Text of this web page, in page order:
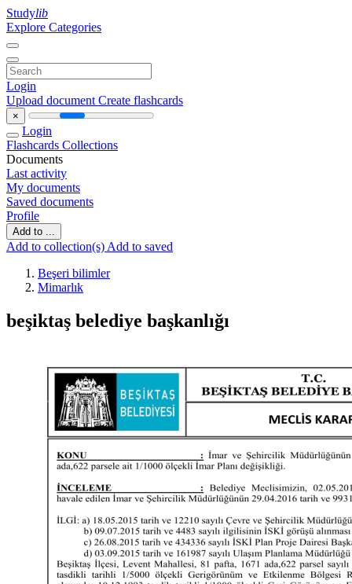
Studylib
Explore Categories
Login
Upload document Create flashcards
×
Login
Flashcards Collections
Documents
Last activity
My documents
Saved documents
Profile
Add to ...
Add to collection(s) Add to saved
Beşeri bilimler
Mimarlık
beşiktaş belediye başkanlığı